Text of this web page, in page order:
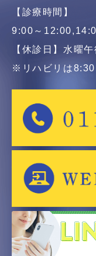
【診療時間】
9:00～
【休診日】水曜
※リハビリは